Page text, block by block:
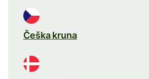
Češka kruna